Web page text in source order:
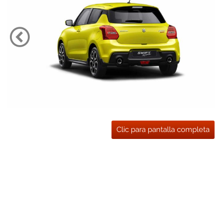
Clic para pantalla completa